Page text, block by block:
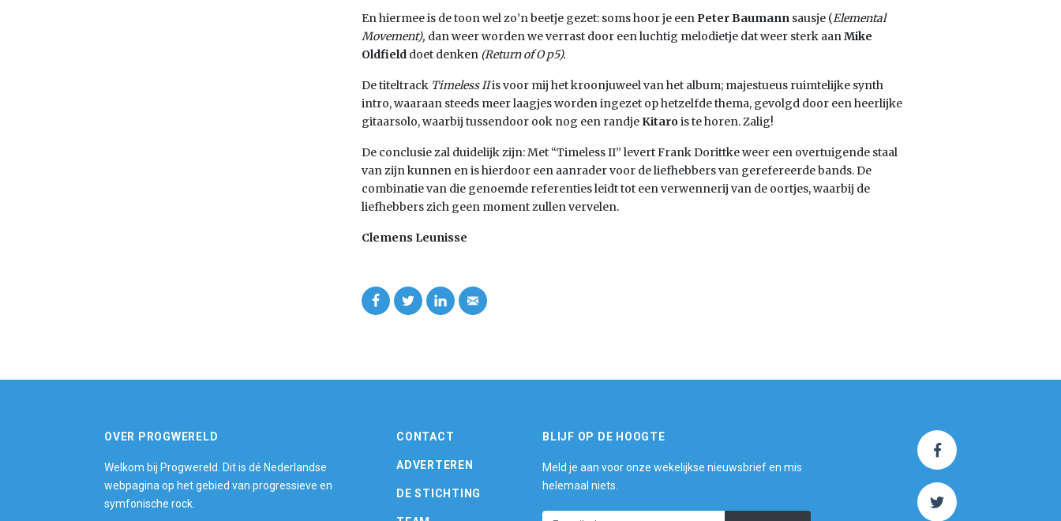
En hiermee is de toon wel zo’n beetje gezet: soms hoor je een Peter Baumann sausje (Elemental
Movement), dan weer worden we verrast door een luchtig melodietje dat weer sterk aanMike
Oldfield doet denken (Return of O p5).
De titeltrack Timeless IIis voor mij het kroonjuweel van het album; majestueus ruimtelijke synth
intro, waaraan steeds meer laagjes worden ingezet op hetzelfde thema, gevolgd door een heerlijke
gitaarsolo, waarbij tussendoor ook nog een randje Kitarois te horen. Zalig!
De conclusie zal duidelijk zijn: Met “Timeless II” levert Frank Dorittke weer een overtuigende staal
van zijn kunnen en is hierdoor een aanrader voor de liefhebbers van gerefereerde bands. De
combinatie van die genoemde referenties leidt tot een verwennerij van de oortjes, waarbij de
liefhebbers zich geen moment zullen vervelen.
Clemens Leunisse
OVER PROGWERELD
Welkom bij Progwereld. Dit is dé Nederlandse
webpagina op het gebied van progressieve en
symfonische rock.
CONTACT
ADVERTEREN
DE STICHTING
BLIJF OP DE HOOGTE
Meld je aan voor onze wekelijkse nieuwsbrief en mis
helemaal niets.